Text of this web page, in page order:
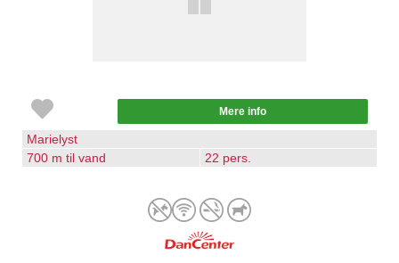
Mere info
Marielyst
700 m til vand
22 pers.